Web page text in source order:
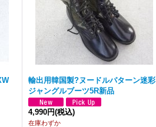
輸出用韓国製?ヌードルパターン迷彩
ジャングルブーツ5R新品
4,990円(税込)
在庫わずか